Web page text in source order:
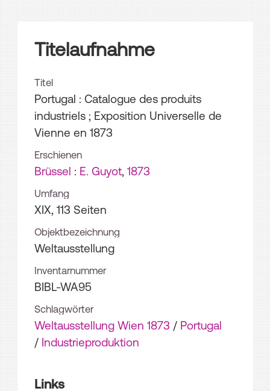
Titelaufnahme
Titel
Portugal : Catalogue des produits
industriels ; Exposition Universelle de
Vienne en 1873
Erschienen
Brüssel : E. Guyot, 1873
Umfang
XIX, 113 Seiten
Objektbezeichnung
Weltausstellung
Inventarnummer
BIBL-WA95
Schlagwörter
Weltausstellung Wien 1873 / Portugal
/ Industrieproduktion
Links